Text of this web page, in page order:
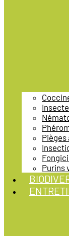
Pièges
Purins